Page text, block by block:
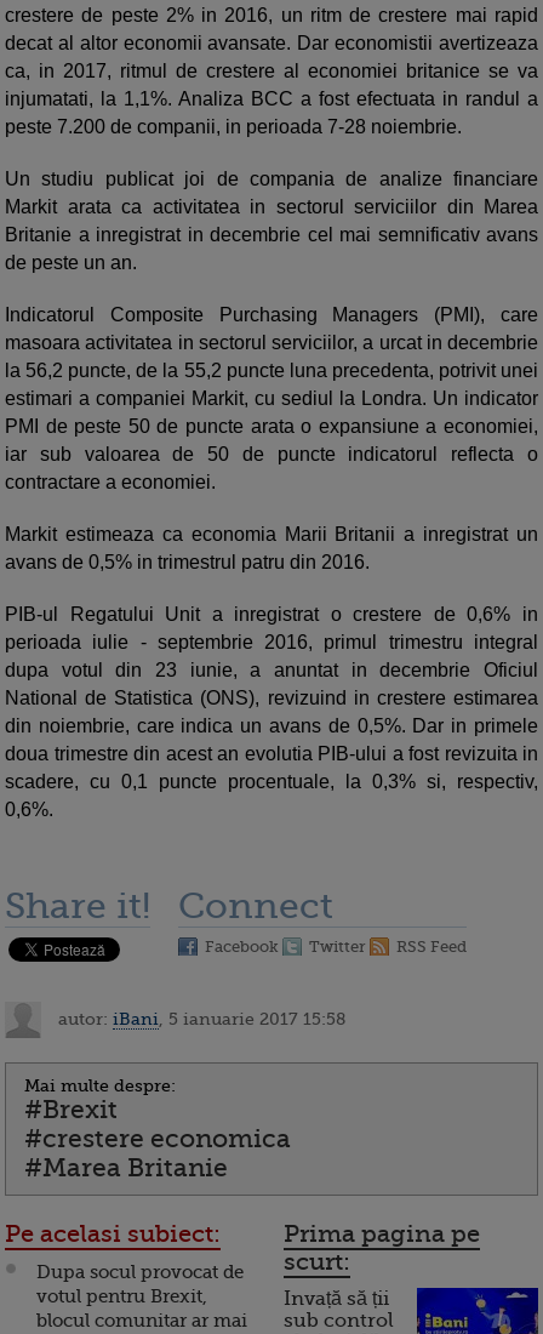
crestere de peste 2% in 2016, un ritm de crestere mai rapid
decat al altor economii avansate. Dar economistii avertizeaza
ca, in 2017, ritmul de crestere al economiei britanice se va
injumatati, la 1,1%. Analiza BCC a fost efectuata in randul a
peste 7.200 de companii, in perioada 7-28 noiembrie.
Un studiu publicat joi de compania de analize financiare
Markit arata ca activitatea in sectorul serviciilor din Marea
Britanie a inregistrat in decembrie cel mai semnificativ avans
de peste un an.
Indicatorul Composite Purchasing Managers (PMI), care
masoara activitatea in sectorul serviciilor, a urcat in decembrie
la 56,2 puncte, de la 55,2 puncte luna precedenta, potrivit unei
estimari a companiei Markit, cu sediul la Londra. Un indicator
PMI de peste 50 de puncte arata o expansiune a economiei,
iar sub valoarea de 50 de puncte indicatorul reflecta o
contractare a economiei.
Markit estimeaza ca economia Marii Britanii a inregistrat un
avans de 0,5% in trimestrul patru din 2016.
PIB-ul Regatului Unit a inregistrat o crestere de 0,6% in
perioada iulie - septembrie 2016, primul trimestru integral
dupa votul din 23 iunie, a anuntat in decembrie Oficiul
National de Statistica (ONS), revizuind in crestere estimarea
din noiembrie, care indica un avans de 0,5%. Dar in primele
doua trimestre din acest an evolutia PIB-ului a fost revizuita in
scadere, cu 0,1 puncte procentuale, la 0,3% si, respectiv,
0,6%.
Share it! Connect
Facebook Twitter RSS Feed
autor: iBani , 5 ianuarie 2017 15:58
Mai multe despre:
#Brexit
#crestere economica
#Marea Britanie
Pe acelasi subiect:
Dupa socul provocat de
votul pentru Brexit,
blocul comunitar ar mai
Prima pagina pe
scurt:
Invață să ții
sub control